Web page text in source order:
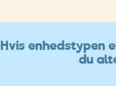
Hvis enhedstypen
du